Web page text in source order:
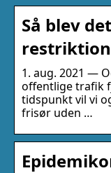
Så blev
1. aug. 2021 —
offentlige trafik
tidspunkt vil vi
frisør uden …